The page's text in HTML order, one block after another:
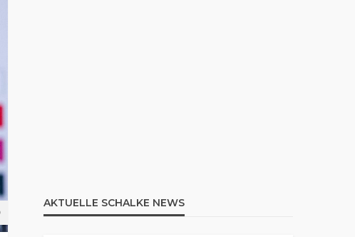
AKTUELLE SCHALKE NEWS